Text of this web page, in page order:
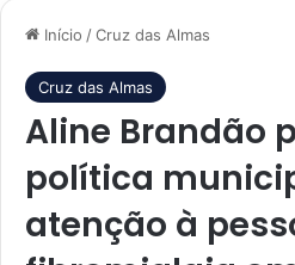
Início /Cruz das Almas
Cruz das Almas
Aline Brandão
política
atenção à